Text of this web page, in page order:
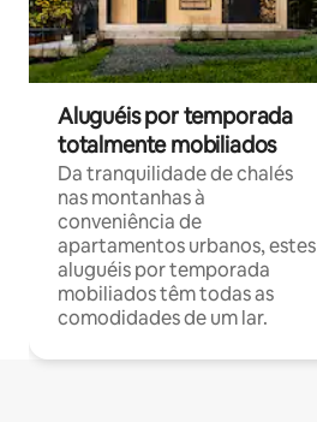
Aluguéis por temporada
totalmente mobiliados
Da tranquilidade de chalés
nas montanhas à
conveniência de
apartamentos urbanos, estes
aluguéis por temporada
mobiliados têm todas as
comodidades de um lar.